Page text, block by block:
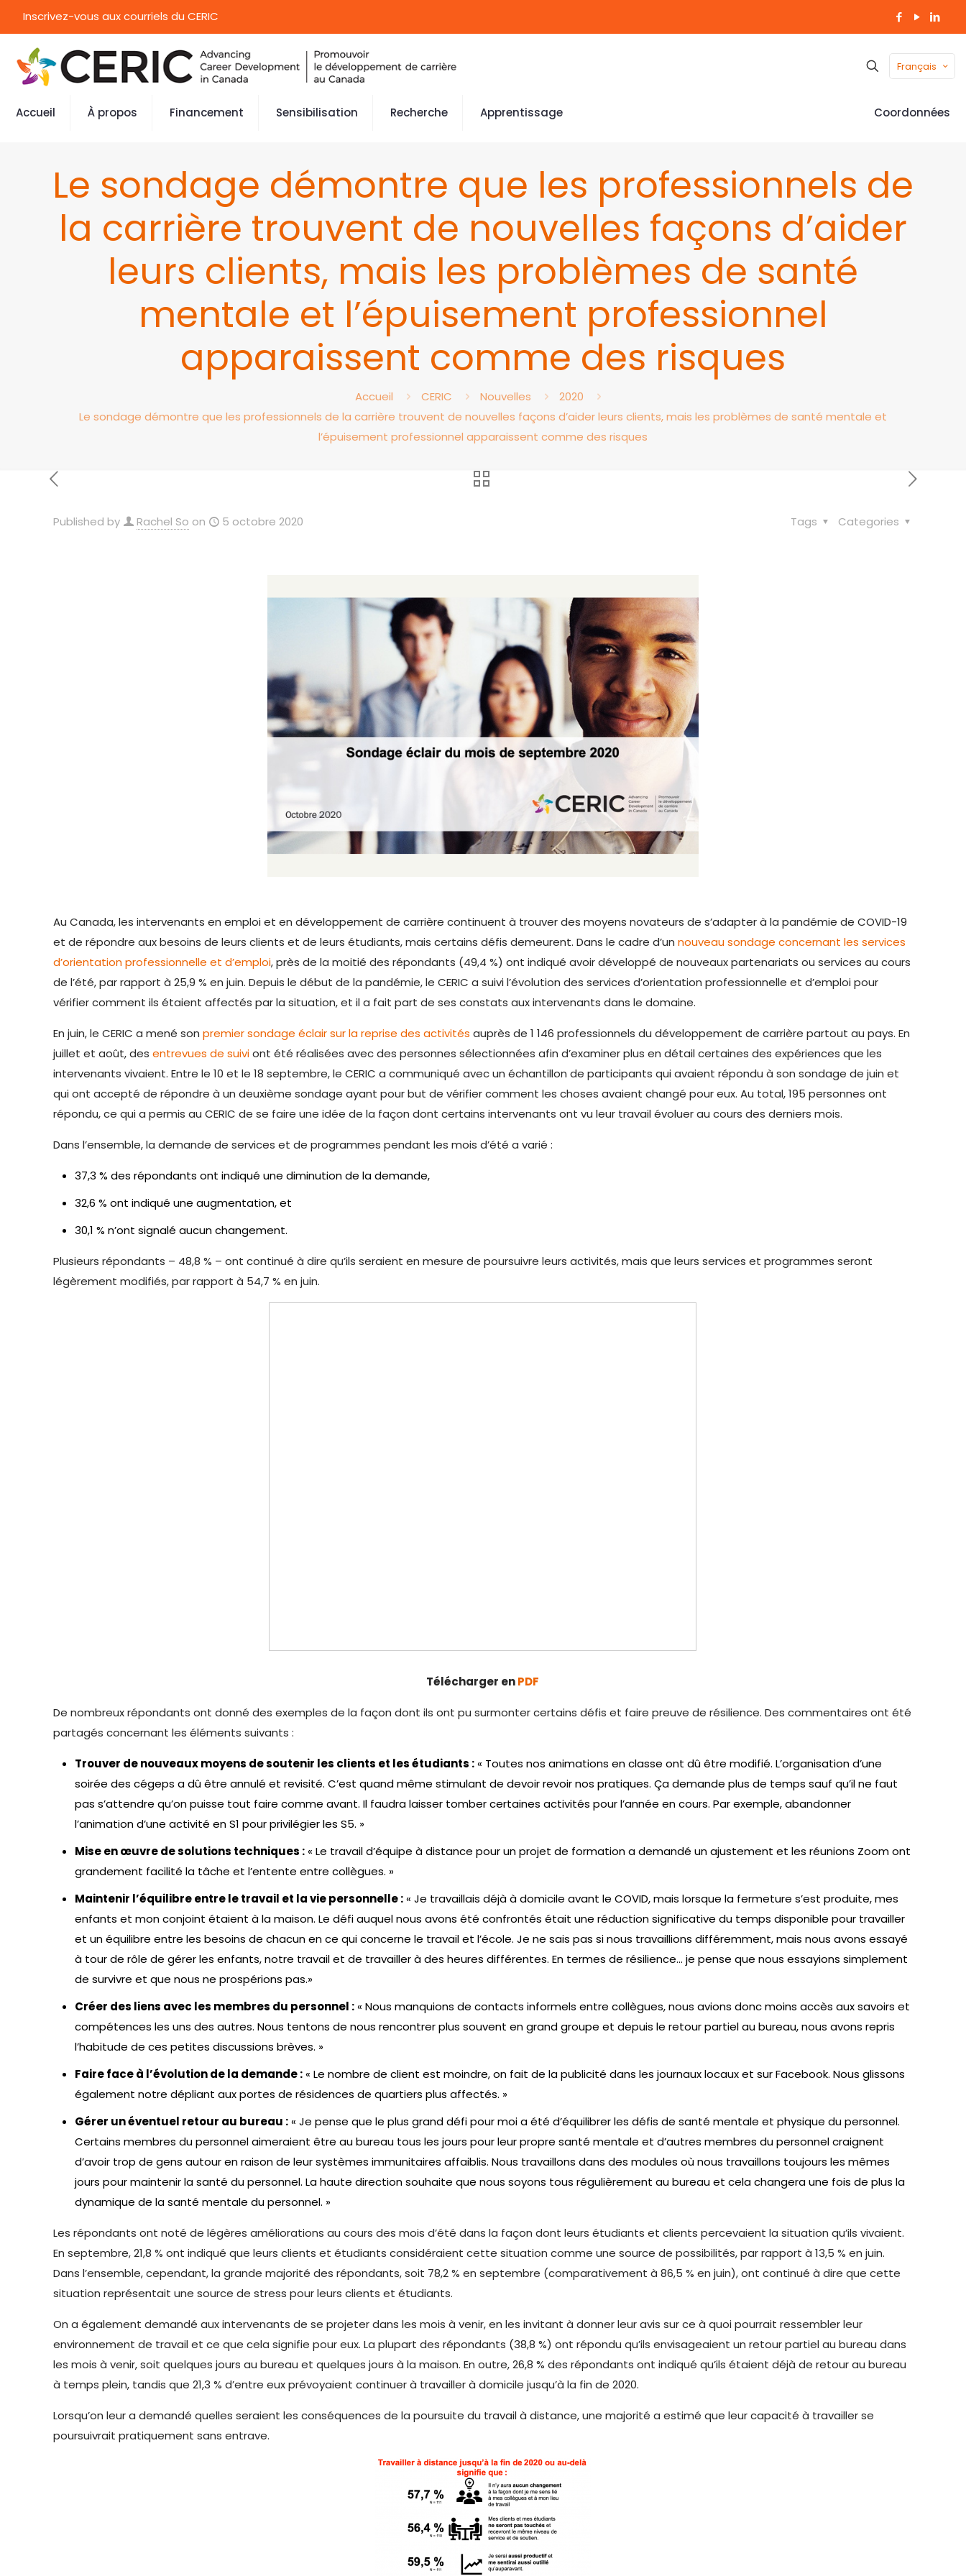
Inscrivez-vous aux courriels du CERIC
Français
Accueil À propos Financement Sensibilisation Recherche Apprentissage Coordonnées
Le sondage démontre que les professionnels de
la carrière trouvent de nouvelles façons d’aider
leurs clients, mais les problèmes de santé
mentale et l’épuisement professionnel
apparaissent comme des risques
Accueil CERIC Nouvelles
2020
Le sondage démontre que les professionnels de la carrière trouvent de nouvelles façons d’aider leurs clients, mais les problèmes de santé mentale et
l’épuisement professionnel apparaissent comme des risques
Published by Rachel So on 5 octobre 2020 Categories
Tags
Au Canada, les intervenants en emploi et en développement de carrière continuent à trouver des moyens novateurs de s’adapter à la pandémie de COVID-19
et de répondre aux besoins de leurs clients et de leurs étudiants, mais certains défis demeurent. Dans le cadre d’unnouveau sondage concernant les services
d’orientation professionnelle et d’emploi, près de la moitié des répondants (49,4 %) ont indiqué avoir développé de nouveaux partenariats ou services au cours
de l’été, par rapport à 25,9 % en juin. Depuis le début de la pandémie, le CERIC a suivi l’évolution des services d’orientation professionnelle et d’emploi pour
vérifier comment ils étaient affectés par la situation, et il a fait part de ses constats aux intervenants dans le domaine.
En juin, le CERIC a mené sonpremier sondage éclair sur la reprise des activités auprès de 1 146 professionnels du développement de carrière partout au pays. En
juillet et août, desentrevues de suiviont été réalisées avec des personnes sélectionnées afin d’examiner plus en détail certaines des expériences que les
intervenants vivaient. Entre le 10 et le 18 septembre, le CERIC a communiqué avec un échantillon de participants qui avaient répondu à son sondage de juin et
qui ont accepté de répondre à un deuxième sondage ayant pour but de vérifier comment les choses avaient changé pour eux. Au total, 195 personnes ont
répondu, ce qui a permis au CERIC de se faire une idée de la façon dont certains intervenants ont vu leur travail évoluer au cours des derniers mois.
Dans l’ensemble, la demande de services et de programmes pendant les mois d’été a varié :
37,3 % des répondants ont indiqué une diminution de la demande,
32,6 % ont indiqué une augmentation, et
30,1 % n’ont signalé aucun changement.
Plusieurs répondants – 48,8 % – ont continué à dire qu’ils seraient en mesure de poursuivre leurs activités, mais que leurs services et programmes seront
légèrement modifiés, par rapport à 54,7 % en juin.
Télécharger enPDF
De nombreux répondants ont donné des exemples de la façon dont ils ont pu surmonter certains défis et faire preuve de résilience. Des commentaires ont été
partagés concernant les éléments suivants :
Trouver de nouveaux moyens de soutenir les clients et les étudiants :« Toutes nos animations en classe ont dû être modifié. L’organisation d’une
soirée des cégeps a dû être annulé et revisité. C’est quand même stimulant de devoir revoir nos pratiques. Ça demande plus de temps sauf qu’il ne faut
pas s’attendre qu’on puisse tout faire comme avant. Il faudra laisser tomber certaines activités pour l’année en cours. Par exemple, abandonner
l’animation d’une activité en S1 pour privilégier les S5. »
Mise en œuvre de solutions techniques :« Le travail d’équipe à distance pour un projet de formation a demandé un ajustement et les réunions Zoom ont
grandement facilité la tâche et l’entente entre collègues. »
Maintenir l’équilibre entre le travail et la vie personnelle :« Je travaillais déjà à domicile avant le COVID, mais lorsque la fermeture s’est produite, mes
enfants et mon conjoint étaient à la maison. Le défi auquel nous avons été confrontés était une réduction significative du temps disponible pour travailler
et un équilibre entre les besoins de chacun en ce qui concerne le travail et l’école. Je ne sais pas si nous travaillions différemment, mais nous avons essayé
à tour de rôle de gérer les enfants, notre travail et de travailler à des heures différentes. En termes de résilience… je pense que nous essayions simplement
de survivre et que nous ne prospérions pas.»
Créer des liens avec les membres du personnel :« Nous manquions de contacts informels entre collègues, nous avions donc moins accès aux savoirs et
compétences les uns des autres. Nous tentons de nous rencontrer plus souvent en grand groupe et depuis le retour partiel au bureau, nous avons repris
l’habitude de ces petites discussions brèves. »
Faire face à l’évolution de la demande :« Le nombre de client est moindre, on fait de la publicité dans les journaux locaux et sur Facebook. Nous glissons
également notre dépliant aux portes de résidences de quartiers plus affectés. »
Gérer un éventuel retour au bureau :« Je pense que le plus grand défi pour moi a été d’équilibrer les défis de santé mentale et physique du personnel.
Certains membres du personnel aimeraient être au bureau tous les jours pour leur propre santé mentale et d’autres membres du personnel craignent
d’avoir trop de gens autour en raison de leur systèmes immunitaires affaiblis. Nous travaillons dans des modules où nous travaillons toujours les mêmes
jours pour maintenir la santé du personnel. La haute direction souhaite que nous soyons tous régulièrement au bureau et cela changera une fois de plus la
dynamique de la santé mentale du personnel. »
Les répondants ont noté de légères améliorations au cours des mois d’été dans la façon dont leurs étudiants et clients percevaient la situation qu’ils vivaient.
En septembre, 21,8 % ont indiqué que leurs clients et étudiants considéraient cette situation comme une source de possibilités, par rapport à 13,5 % en juin.
Dans l’ensemble, cependant, la grande majorité des répondants, soit 78,2 % en septembre (comparativement à 86,5 % en juin), ont continué à dire que cette
situation représentait une source de stress pour leurs clients et étudiants.
On a également demandé aux intervenants de se projeter dans les mois à venir, en les invitant à donner leur avis sur ce à quoi pourrait ressembler leur
environnement de travail et ce que cela signifie pour eux. La plupart des répondants (38,8 %) ont répondu qu’ils envisageaient un retour partiel au bureau dans
les mois à venir, soit quelques jours au bureau et quelques jours à la maison. En outre, 26,8 % des répondants ont indiqué qu’ils étaient déjà de retour au bureau
à temps plein, tandis que 21,3 % d’entre eux prévoyaient continuer à travailler à domicile jusqu’à la fin de 2020.
Lorsqu’on leur a demandé quelles seraient les conséquences de la poursuite du travail à distance, une majorité a estimé que leur capacité à travailler se
poursuivrait pratiquement sans entrave.